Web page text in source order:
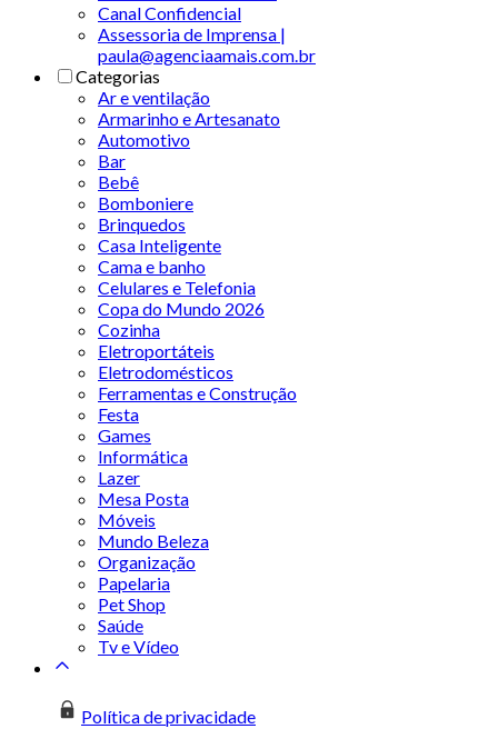
Canal Confidencial
Assessoria de Imprensa |
paula@agenciaamais.com.br
Categorias
Ar e ventilação
Armarinho e Artesanato
Automotivo
Bar
Bebê
Bomboniere
Brinquedos
Casa Inteligente
Cama e banho
Celulares e Telefonia
Copa do Mundo 2026
Cozinha
Eletroportáteis
Eletrodomésticos
Ferramentas e Construção
Festa
Games
Informática
Lazer
Mesa Posta
Móveis
Mundo Beleza
Organização
Papelaria
Pet Shop
Saúde
Tv e Vídeo
Política de privacidade